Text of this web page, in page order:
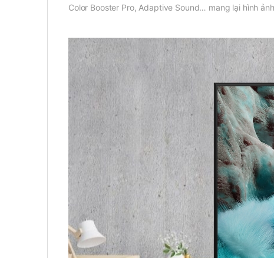
Color Booster Pro, Adaptive Sound… mang lại hình